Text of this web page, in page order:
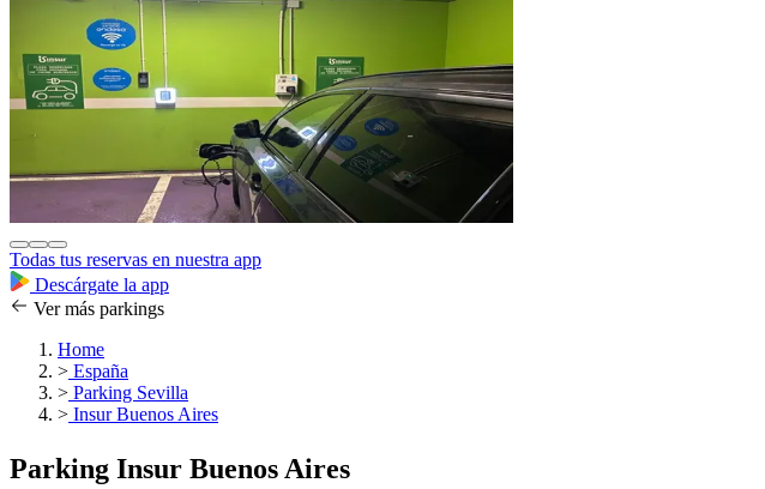
Todas tus reservas en nuestra app
Descárgate la app
Ver más parkings
Home
> España
> Parking Sevilla
> Insur Buenos Aires
Parking Insur Buenos Aires